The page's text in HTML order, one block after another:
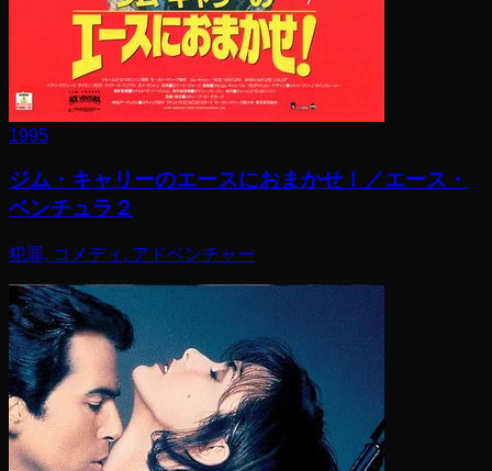
1995
ジム・キャリーのエースにおまかせ！／エース・
ベンチュラ２
犯罪, コメディ, アドベンチャー